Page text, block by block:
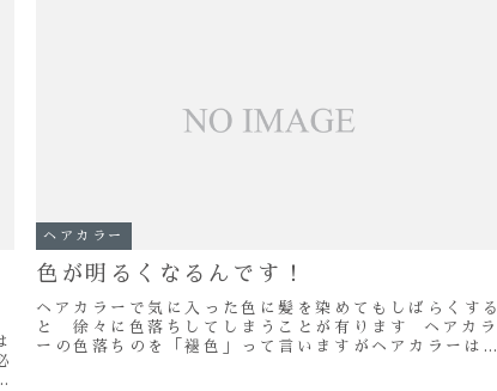
ヘアカラー
色が明るくなるんです！
ヘアカラーで気に入った色に髪を染めてもしばらくする
と 徐々に色落ちしてしまうことが有ります ヘアカラ
ーの色落ちのを「褪色」って言いますがヘアカラーはど